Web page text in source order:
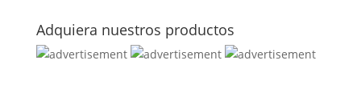
Adquiera nuestros productos